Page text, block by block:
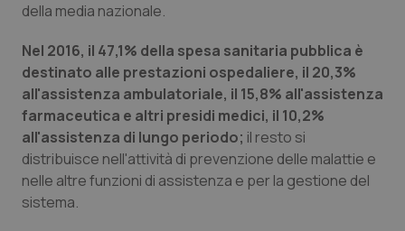
della media nazionale.
Nel 2016, il 47,1% della spesa sanitaria pubblica è
destinato alle prestazioni ospedaliere, il 20,3%
all'assistenza ambulatoriale, il 15,8% all'assistenza
farmaceutica e altri presidi medici, il 10,2%
all'assistenza di lungo periodo; il resto si
distribuisce nell'attività di prevenzione delle malattie e
nelle altre funzioni di assistenza e per la gestione del
sistema.